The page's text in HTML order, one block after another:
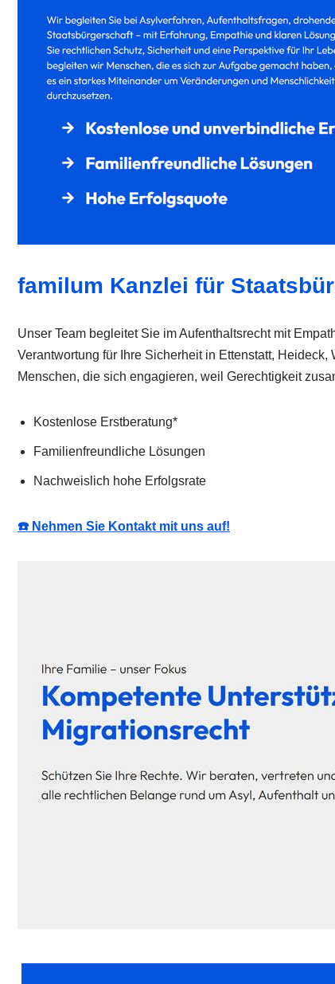
familum Kanzlei für
Unser Team begleitet Sie im Aufenthaltsrecht mit
Verantwortung für Ihre Sicherheit in Ettenstatt,
Menschen, die sich engagieren, weil Gerechtigkeit
Kostenlose Erstberatung*
Familienfreundliche Lösungen
Nachweislich hohe Erfolgsrate
☎️ Nehmen Sie Kontakt mit uns auf!